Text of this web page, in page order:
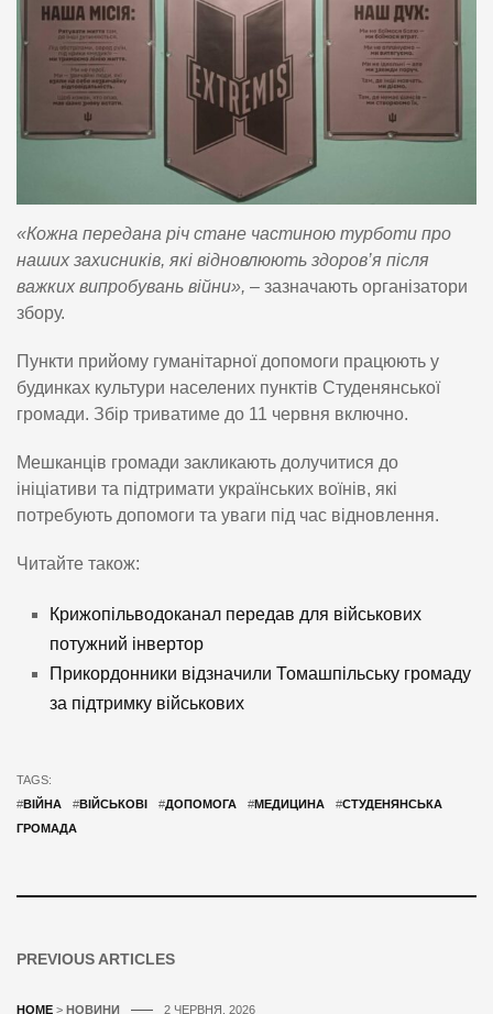
«Кожна передана річ стане частиною турботи про
наших захисників, які відновлюють здоров’я після
важких випробувань війни», – зазначають організатори
збору.
Пункти прийому гуманітарної допомоги працюють у
будинках культури населених пунктів Студенянської
громади. Збір триватиме до 11 червня включно.
Мешканців громади закликають долучитися до
ініціативи та підтримати українських воїнів, які
потребують допомоги та уваги під час відновлення.
Читайте також:
Крижопільводоканал передав для військових
потужний інвертор
Прикордонники відзначили Томашпільську громаду
за підтримку військових
TAGS:
#ВІЙНА #ВІЙСЬКОВІ #ДОПОМОГА #МЕДИЦИНА #СТУДЕНЯНСЬКА
ГРОМАДА
PREVIOUS ARTICLES
HOME > НОВИНИ 2 ЧЕРВНЯ, 2026